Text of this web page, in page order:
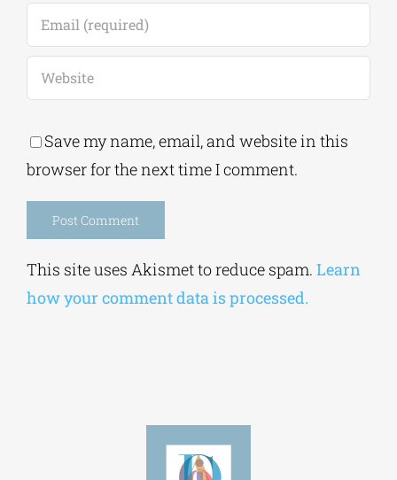
Save my name, email, and website in this
browser for the next time I comment.
This site uses Akismet to reduce spam. Learn
how your comment data is processed.